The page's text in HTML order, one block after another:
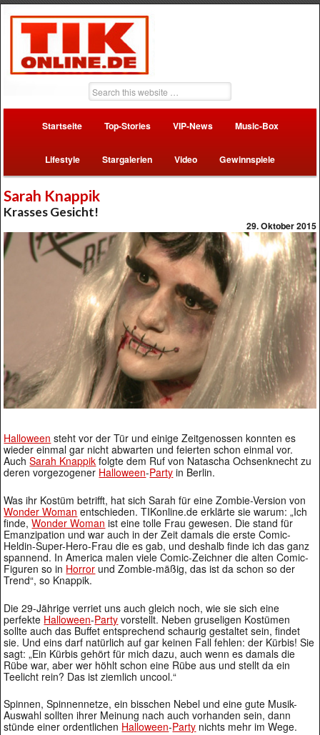
Startseite Top-Stories VIP-News Music-Box
Lifestyle Stargalerien Video Gewinnspiele
Sarah Knappik
Krasses Gesicht!
29. Oktober 2015
Halloween steht vor der Tür und einige Zeitgenossen konnten es
wieder einmal gar nicht abwarten und feierten schon einmal vor.
AuchSarah Knappik folgte dem Ruf von Natascha Ochsenknecht zu
deren vorgezogener Halloween-Party in Berlin.
Was ihr Kostüm betrifft, hat sich Sarah für eine Zombie-Version von
Wonder Woman entschieden. TIKonline.de erklärte sie warum: „Ich
finde,Wonder Woman ist eine tolle Frau gewesen. Die stand für
Emanzipation und war auch in der Zeit damals die erste Comic-
Heldin-Super-Hero-Frau die es gab, und deshalb finde ich das ganz
spannend. In America malen viele Comic-Zeichner die alten Comic-
Figuren so in Horror und Zombie-mäßig, das ist da schon so der
Trend“, so Knappik.
Die 29-Jährige verriet uns auch gleich noch, wie sie sich eine
perfekte Halloween-Party vorstellt. Neben gruseligen Kostümen
sollte auch das Buffet entsprechend schaurig gestaltet sein, findet
sie. Und eins darf natürlich auf gar keinen Fall fehlen: der Kürbis! Sie
sagt: „Ein Kürbis gehört für mich dazu, auch wenn es damals die
Rübe war, aber wer höhlt schon eine Rübe aus und stellt da ein
Teelicht rein? Das ist ziemlich uncool.“
Spinnen, Spinnennetze, ein bisschen Nebel und eine gute Musik-
Auswahl sollten ihrer Meinung nach auch vorhanden sein, dann
stünde einer ordentlichen Halloween-Party nichts mehr im Wege.